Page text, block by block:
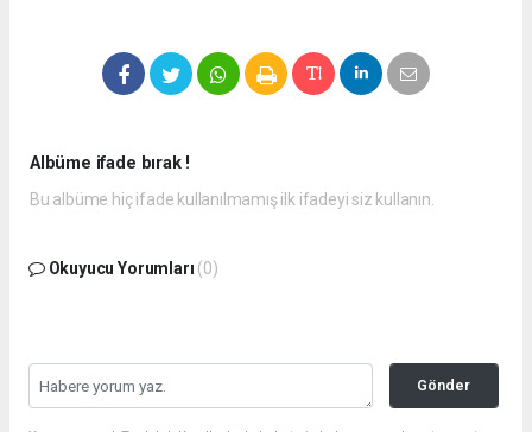
Albüme ifade bırak !
Bu albüme hiç ifade kullanılmamış ilk ifadeyi siz kullanın.
Okuyucu Yorumları (0)
Gönder